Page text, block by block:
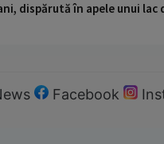
dispărută în apele unui
Facebook